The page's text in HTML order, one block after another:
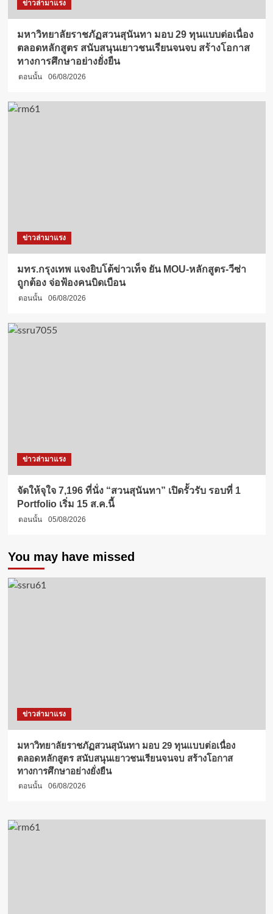
ข่าวล่ามาแรง
มหาวิทยาลัยราชภัฏสวนสุนันทา มอบ 29 ทุนแบบต่อเนื่อง
ตลอดหลักสูตร สนับสนุนเยาวชนเรียนจนจบ สร้างโอกาส
ทางการศึกษาอย่างยั่งยืน
ตอนนั้น 06/08/2026
ข่าวล่ามาแรง
มทร.กรุงเทพ แจงยิบโต้ข่าวเท็จ ยัน MOU-หลักสูตร-วีซ่า
ถูกต้อง จ่อฟ้องคนบิดเบือน
ตอนนั้น 06/08/2026
ข่าวล่ามาแรง
จัดให้จุใจ 7,196 ที่นั่ง “สวนสุนันทา” เปิดรั้วรับ รอบที่ 1
Portfolio เริ่ม 15 ส.ค.นี้
ตอนนั้น 05/08/2026
You may have missed
ข่าวล่ามาแรง
มหาวิทยาลัยราชภัฏสวนสุนันทา มอบ 29 ทุนแบบต่อเนื่อง
ตลอดหลักสูตร สนับสนุนเยาวชนเรียนจนจบ สร้างโอกาส
ทางการศึกษาอย่างยั่งยืน
ตอนนั้น 06/08/2026